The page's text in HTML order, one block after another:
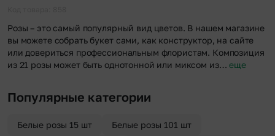
Розы – это самый популярный вид цветов. В нашем магазине
вы можете собрать букет сами, как конструктор, на сайте
или довериться профессиональным флористам. Композиция
из 21 розы может быть однотонной или миксом из… еще
Популярные категории
Белые розы 15 шт Белые розы 101 шт